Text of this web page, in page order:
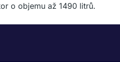
o objemu až 1490 litrů.